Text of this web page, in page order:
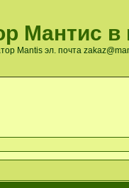
Мантис
Mantis эл. почта